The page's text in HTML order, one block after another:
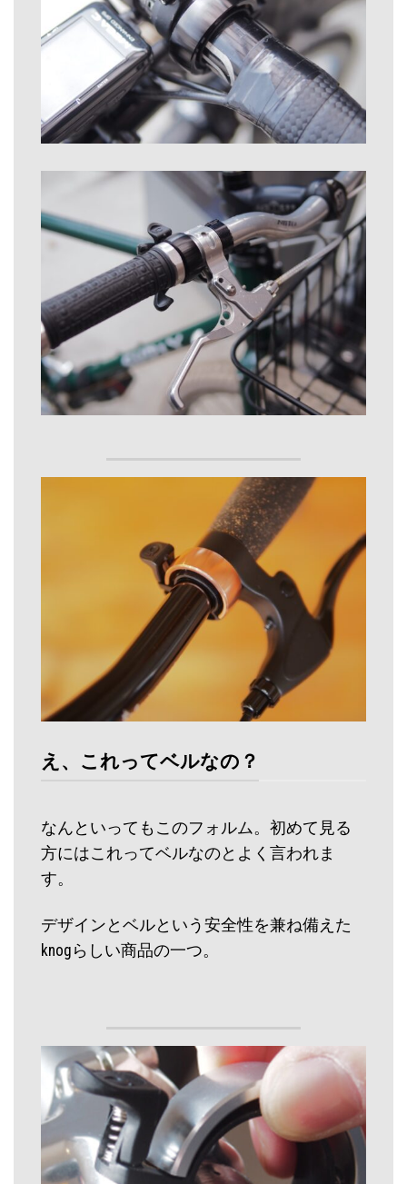
え、これってベルなの？
なんといってもこのフォルム。初めて見る
方にはこれってベルなのとよく言われま
す。
デザインとベルという安全性を兼ね備えた
knogらしい商品の一つ。